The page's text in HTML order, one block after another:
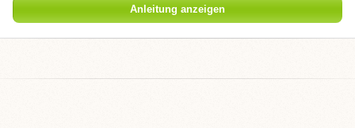
Anleitung anzeigen